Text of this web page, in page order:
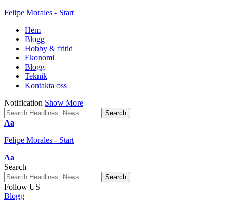
Felipe Morales - Start
Hem
Blogg
Hobby & fritid
Ekonomi
Blogg
Teknik
Kontakta oss
Notification Show More
Aa
Felipe Morales - Start
Aa
Search
Follow US
Blogg